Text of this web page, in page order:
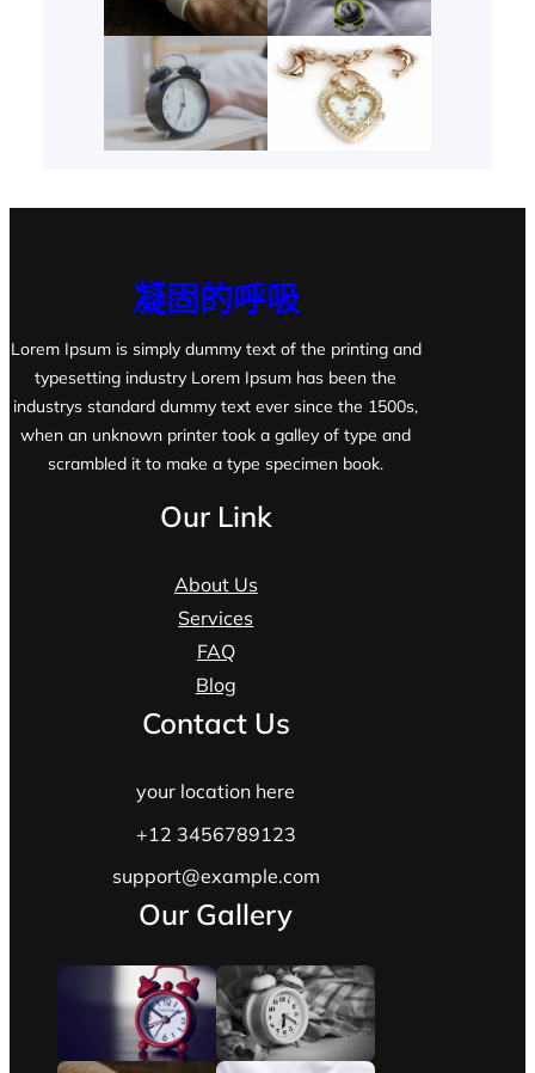
凝固的呼吸
Lorem Ipsum is simply dummy text of the printing and
typesetting industry Lorem Ipsum has been the
industrys standard dummy text ever since the 1500s,
when an unknown printer took a galley of type and
scrambled it to make a type specimen book.
Our Link
About Us
Services
FAQ
Blog
Contact Us
your location here
+12 3456789123
support@example.com
Our Gallery